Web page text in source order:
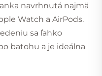
navrhnutá najmä
Watch a AirPods.
sa ľahko
batohu a je ideálna